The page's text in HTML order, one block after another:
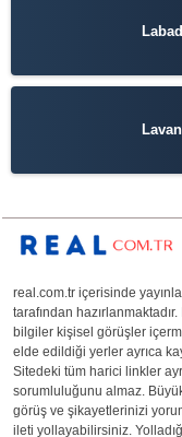
real.com.tr içerisinde
tarafından
bilgiler kişisel görüşler
elde edildiği yerler ayrıca
Sitedeki tüm harici linkler
sorumluluğunu almaz.
görüş ve şikayetlerinizi
ileti yollayabilirsiniz.